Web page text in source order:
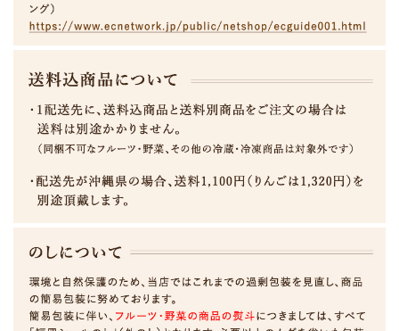
大人気の大玉桃、果汁たっぷりでしっかりした甘みです。
発送時期目安 【8月中旬～9月上旬頃】
この商品は予約販売商品です。
ご注文いただきました順に、8月中旬から順次発送いた
します。
お届け希望日の指定はできませんが、お届けに都合の悪い日
がございましたらお知らせください。